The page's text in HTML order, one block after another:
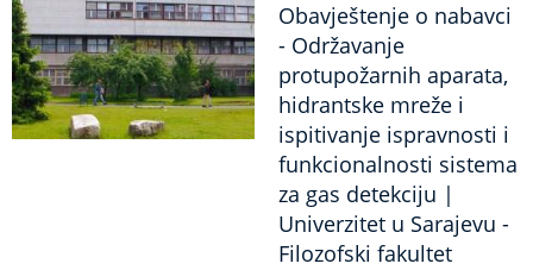
Obavještenje o nabavci
- Održavanje
protupožarnih aparata,
hidrantske mreže i
ispitivanje ispravnosti i
funkcionalnosti sistema
za gas detekciju |
Univerzitet u Sarajevu -
Filozofski fakultet